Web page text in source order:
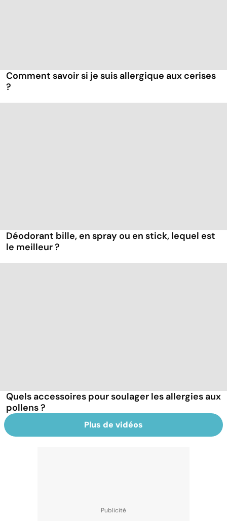
Comment savoir si je suis allergique aux cerises
?
Déodorant bille, en spray ou en stick, lequel est
le meilleur ?
Quels accessoires pour soulager les allergies aux
pollens ?
Plus de vidéos